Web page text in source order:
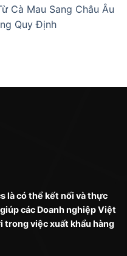
Cà Mau Sang Châu Âu
Quy Định
là có thể kết nối và thực
các Doanh nghiệp Việt
trong việc xuất khẩu hàng